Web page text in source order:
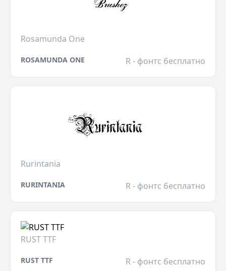
Rosamunda One
ROSAMUNDA ONE R - фонтс бесплатно
Rurintania
RURINTANIA R - фонтс бесплатно
RUST TTF
RUST TTF R - фонтс бесплатно